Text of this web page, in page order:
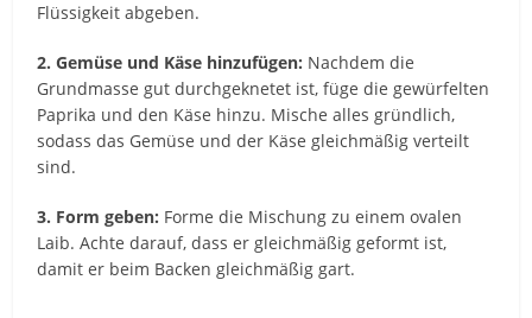
Flüssigkeit abgeben.
2. Gemüse und Käse hinzufügen: Nachdem die
Grundmasse gut durchgeknetet ist, füge die gewürfelten
Paprika und den Käse hinzu. Mische alles gründlich,
sodass das Gemüse und der Käse gleichmäßig verteilt
sind.
3. Form geben: Forme die Mischung zu einem ovalen
Laib. Achte darauf, dass er gleichmäßig geformt ist,
damit er beim Backen gleichmäßig gart.